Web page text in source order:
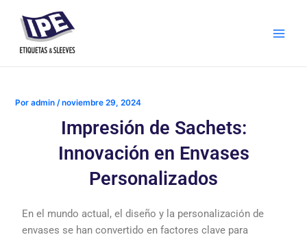
contenido
Poradmin /noviembre 29, 2024
Impresión de Sachets:
Innovación en Envases
Personalizados
En el mundo actual, eldiseño y la personalización de
envases se hanconvertido en factoresclave para
entradas